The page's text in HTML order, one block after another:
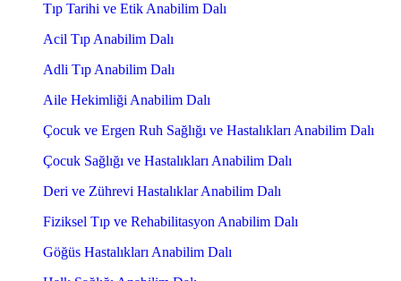
Tıp Tarihi ve Etik Anabilim Dalı
Acil Tıp Anabilim Dalı
Adli Tıp Anabilim Dalı
Aile Hekimliği Anabilim Dalı
Çocuk ve Ergen Ruh Sağlığı ve Hastalıkları Anabilim Dalı
Çocuk Sağlığı ve Hastalıkları Anabilim Dalı
Deri ve Zührevi Hastalıklar Anabilim Dalı
Fiziksel Tıp ve Rehabilitasyon Anabilim Dalı
Göğüs Hastalıkları Anabilim Dalı